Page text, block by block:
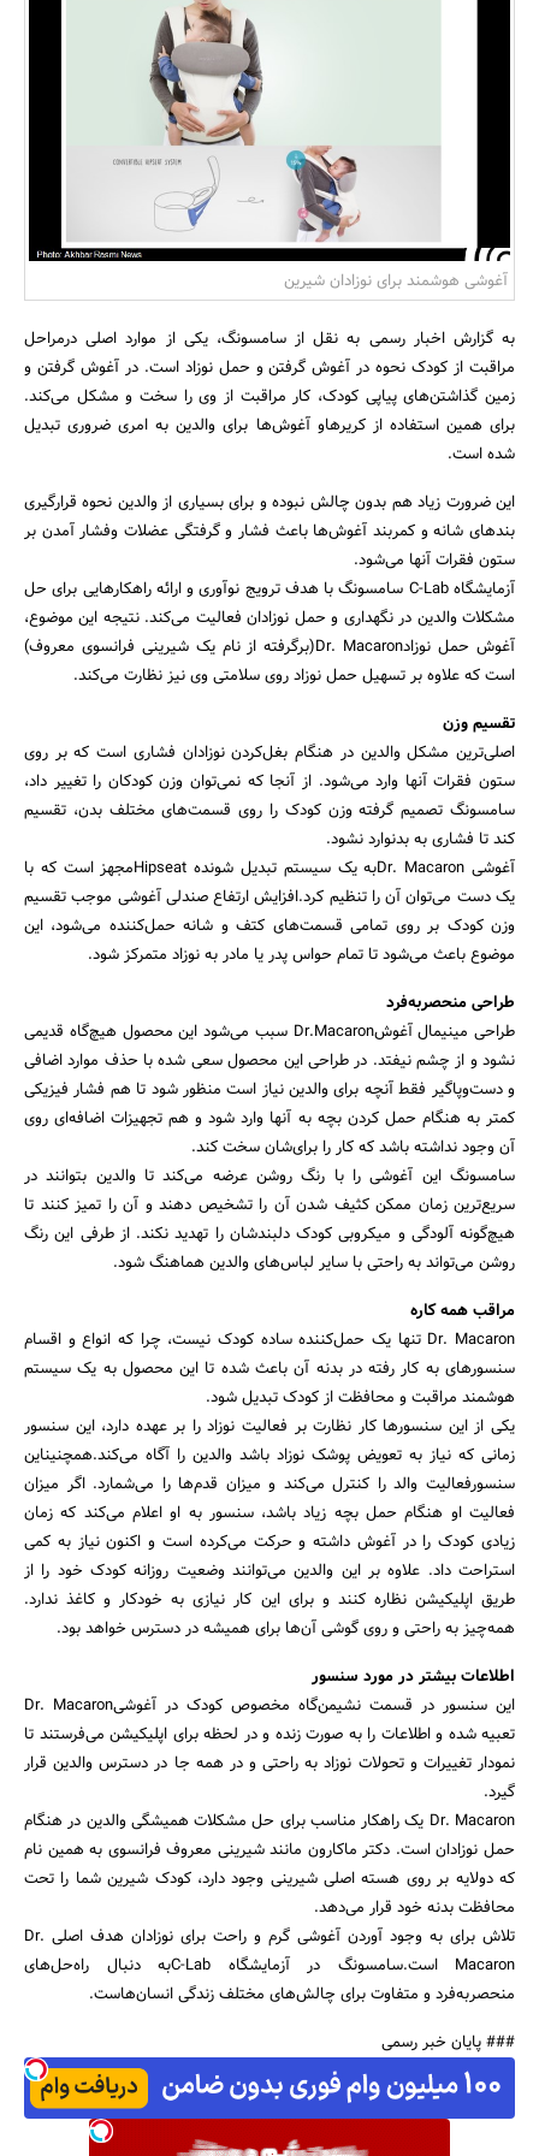
بانک، بیمه و سرمایه
مسکن و ساختمان
جستجو
آغوشی هوشمند برای نوزادان شیرین
به گزارش اخبار رسمی به نقل از سامسونگ، یکی از موارد اصلی درمراحل
مراقبت از کودک نحوه در آغوش گرفتن و حمل نوزاد است. در آغوش گرفتن و
زمین گذاشتن‌های پیاپی کودک، کار مراقبت از وی را سخت و مشکل می‌کند.
برای همین استفاده از کریر‌هاو آغوش‌ها برای والدین به امری ضروری تبدیل
شده است.
این ضرورت زیاد هم بدون چالش نبوده و برای بسیاری از والدین نحوه قرارگیری
بندهای شانه و کمربند آغوش‌ها باعث فشار و گرفتگی عضلات وفشار آمدن بر
ستون فقرات آنها می‌شود.
آزمایشگاه C-Lab سامسونگ با هدف ترویج نوآوری و ارائه راهکارهایی برای حل
مشکلات والدین در نگهداری و حمل نوزادان فعالیت می‌کند. نتیجه این موضوع،
آغوش حمل نوزادDr. Macaron(برگرفته از نام یک شیرینی فرانسوی معروف)
است که علاوه بر تسهیل حمل نوزاد روی سلامتی وی نیز نظارت می‌کند.
تقسیم وزن‌
اصلی‌ترین مشکل والدین در هنگام بغل‌کردن نوزادان فشاری است که بر روی
ستون فقرات آنها وارد می‌شود. از آنجا که نمی‌توان وزن کودکان را تغییر داد،
سامسونگ تصمیم گرفته وزن کودک را روی قسمت‌های مختلف بدن، تقسیم
کند تا فشاری به بدنوارد نشود.
آغوشی Dr. Macaronبه یک سیستم تبدیل شونده Hipseatمجهز است که با
یک دست می‌توان آن را تنظیم کرد.افزایش ارتفاع صندلی آغوشی موجب تقسیم
وزن کودک بر روی تمامی قسمت‌های کتف و شانه حمل‌کننده می‌شود، این
موضوع باعث می‌شود تا تمام حواس پدر یا مادر به نوزاد متمرکز شود.
طراحی منحصر‌به‌فرد
طراحی مینیمال آغوشDr.Macaron سبب می‌شود این محصول هیچ‌گاه قدیمی
نشود و از چشم نیفتد. در طراحی این محصول سعی شده با حذف موارد اضافی
و دست‌وپاگیر فقط آنچه برای والدین نیاز است منظور شود تا هم فشار فیزیکی
کمتر به هنگام حمل کردن بچه به آنها وارد شود و هم تجهیزات اضافه‌ای روی
آن وجود نداشته باشد که کار را برای‌شان سخت کند.
سامسونگ این آغوشی را با رنگ روشن عرضه می‌کند تا والدین بتوانند در
سریع‌ترین زمان ممکن کثیف شدن آن را تشخیص دهند و آن را تمیز کنند تا
هیچ‌گونه آلودگی و میکروبی کودک دلبندشان را تهدید نکند. از طرفی این رنگ
روشن می‌تواند به راحتی با سایر لباس‌های والدین هماهنگ شود.
مراقب همه کاره
Dr. Macaron تنها یک حمل‌کننده ساده کودک نیست، چرا که انواع و اقسام
سنسورهای به کار رفته در بدنه آن باعث شده تا این محصول به یک سیستم
هوشمند مراقبت و محافظت از کودک تبدیل شود.
یکی از این سنسورها کار نظارت بر فعالیت نوزاد را بر عهده دارد، این سنسور
زمانی که نیاز به تعویض پوشک نوزاد باشد والدین را آگاه می‌کند.همچنیناین
سنسورفعالیت والد را کنترل می‌کند و میزان قدم‌ها را می‌شمارد. اگر میزان
فعالیت او هنگام حمل بچه زیاد باشد، سنسور به او اعلام می‌کند که زمان
زیادی کودک را در آغوش داشته و حرکت می‌کرده است و اکنون نیاز به کمی
استراحت داد. علاوه بر این والدین می‌توانند وضعیت روزانه کودک خود را از
طریق اپلیکیشن نظاره کنند و برای این کار نیازی به خودکار و کاغذ ندارد.
همه‌چیز به راحتی و روی گوشی آن‌ها برای همیشه در دسترس خواهد بود.
اطلاعات بیشتر در مورد سنسور
این سنسور در قسمت نشیمن‌گاه مخصوص کودک در آغوشیDr. Macaron
تعبیه شده و اطلاعات را به صورت زنده و در لحظه برای اپلیکیشن می‌فرستند تا
نمودار تغییرات و تحولات نوزاد به راحتی و در همه جا در دسترس والدین قرار
گیرد.
Dr. Macaron یک راهکار مناسب برای حل مشکلات همیشگی والدین در هنگام
حمل نوزاد‌ان است. دکتر ماکارون مانند شیرینی معروف فرانسوی به همین نام
که دولایه بر روی هسته اصلی شیرینی وجود دارد، کودک شیرین شما را تحت
محافظت بدنه‌ خود قرار می‌دهد.
تلاش برای به وجود آوردن آغوشی گرم و راحت برای نوزادان هدف اصلی Dr.
Macaron است.سامسونگ در آزمایشگاه C-Labبه دنبال راه‌حل‌های
منحصربه‌فرد و متفاوت برای چالش‌های مختلف زندگی انسان‌هاست.
### پایان خبر رسمی